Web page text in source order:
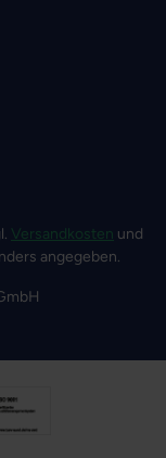
Versandkosten und
angegeben.